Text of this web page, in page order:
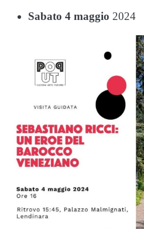
Sabato 4 maggio 2024